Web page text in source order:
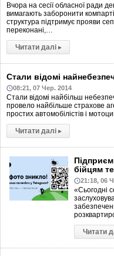
Вчора на сесії обласної ради
вимагають заборонити
структура підтримує прояви
переконані,…
Читати далі ▸
Стали відомі
08:21, 07 Чер. 2014
Стали відомі найбільш
провело найбільше страхове
простих автомобілістів і
Читати далі ▸
бійцям
21:18, 06
«Сьогодні
Читати